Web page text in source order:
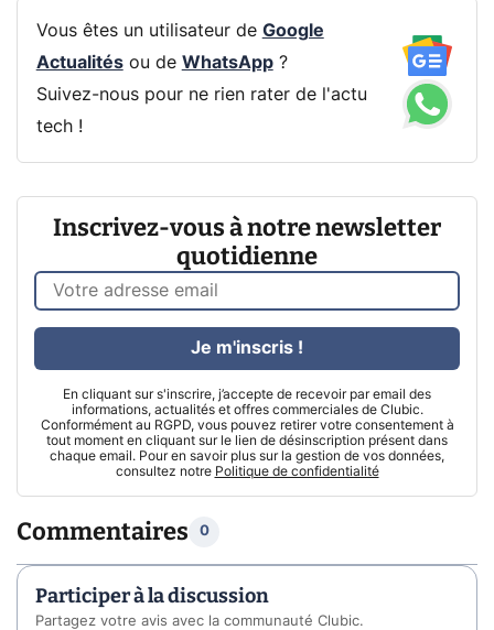
Vous êtes un utilisateur de Google
Actualitésou de WhatsApp?
Suivez-nous pour ne rien rater de l'actu
tech !
Inscrivez-vous à notre newsletter
quotidienne
En cliquant sur s'inscrire, j’accepte de recevoir par email des
informations, actualités et offres commerciales de Clubic.
Conformément au RGPD, vous pouvez retirer votre consentement à
tout moment en cliquant sur le lien de désinscription présent dans
chaque email. Pour en savoir plus sur la gestion de vos données,
consultez notre Politique de confidentialité
Je m'inscris !
Commentaires 0
Participer à la discussion
Partagez votre avis avec la communauté Clubic.